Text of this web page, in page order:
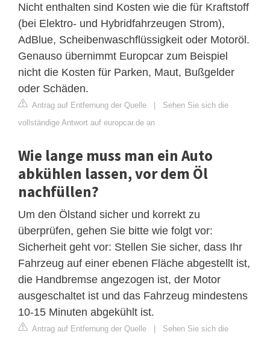
Nicht enthalten sind Kosten wie die für Kraftstoff
(bei Elektro- und Hybridfahrzeugen Strom),
AdBlue, Scheibenwaschflüssigkeit oder Motoröl.
Genauso übernimmt Europcar zum Beispiel
nicht die Kosten für Parken, Maut, Bußgelder
oder Schäden.
Antrag auf Entfernung der Quelle | Sehen Sie sich die
vollständige Antwort auf europcar.de an
Wie lange muss man ein Auto
abkühlen lassen, vor dem Öl
nachfüllen?
Um den Ölstand sicher und korrekt zu
überprüfen, gehen Sie bitte wie folgt vor:
Sicherheit geht vor: Stellen Sie sicher, dass Ihr
Fahrzeug auf einer ebenen Fläche abgestellt ist,
die Handbremse angezogen ist, der Motor
ausgeschaltet ist und das Fahrzeug mindestens
10-15 Minuten abgekühlt ist.
Antrag auf Entfernung der Quelle | Sehen Sie sich die